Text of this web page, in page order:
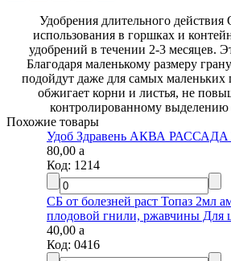
Удобрения длительного действия
использования в горшках и
удобрений в течении 2-3 месяцев.
Благодаря маленькому размеру
подойдут даже для самых маленьких
обжигает корни и листья, не
контролированному выделению
Похожие товары
Удоб Здравень АКВА
80,00a
Код:1214
СБ от болезней раст Топаз 2мл
плодовой гнили, ржавчины Для
40,00a
Код:0416